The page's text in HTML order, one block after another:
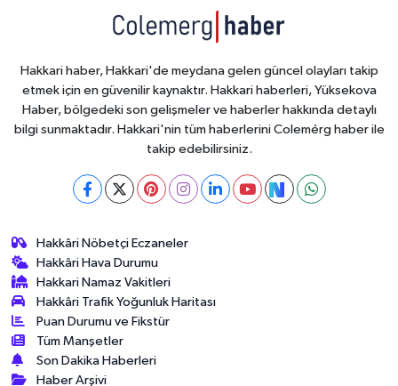
Hakkari haber, Hakkari'de meydana gelen güncel olayları takip
etmek için en güvenilir kaynaktır. Hakkari haberleri, Yüksekova
Haber, bölgedeki son gelişmeler ve haberler hakkında detaylı
bilgi sunmaktadır. Hakkari'nin tüm haberlerini Colemérg haber ile
takip edebilirsiniz.
Hakkâri Nöbetçi Eczaneler
Hakkâri Hava Durumu
Hakkari Namaz Vakitleri
Hakkâri Trafik Yoğunluk Haritası
Puan Durumu ve Fikstür
Tüm Manşetler
Son Dakika Haberleri
Haber Arşivi